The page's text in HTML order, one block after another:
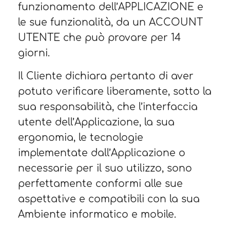
funzionamento dell’APPLICAZIONE e
le sue funzionalità, da un ACCOUNT
UTENTE che può provare per 14
giorni.
Il Cliente dichiara pertanto di aver
potuto verificare liberamente, sotto la
sua responsabilità, che l’interfaccia
utente dell’Applicazione, la sua
ergonomia, le tecnologie
implementate dall’Applicazione o
necessarie per il suo utilizzo, sono
perfettamente conformi alle sue
aspettative e compatibili con la sua
Ambiente informatico e mobile.